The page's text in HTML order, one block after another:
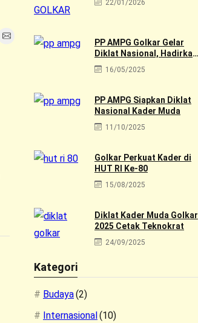
Share on Email
Rapimnas 2026 & Aksi
22/01/2026
PP AMPG Golkar Gelar
Diklat Nasional, Hadirkan
Tokoh Muda Golkar
16/05/2025
PP AMPG Siapkan Diklat
Nasional Kader Muda
11/10/2025
Golkar Perkuat Kader di
HUT RI Ke-80
15/08/2025
Diklat Kader Muda Golkar
2025 Cetak Teknokrat
24/09/2025
Kategori
Budaya(2)
Internasional (10)